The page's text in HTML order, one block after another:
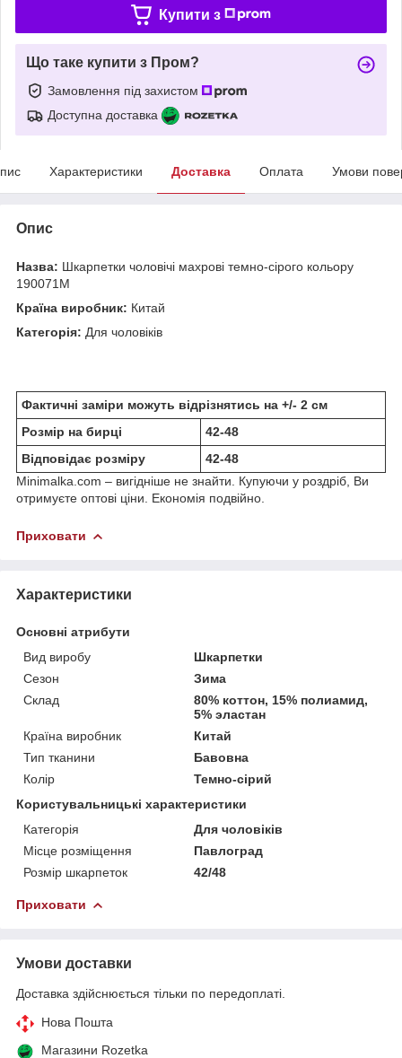
Купити з
Що таке купити з Пром?
Замовлення під захистом
Доступна доставка
Характеристики Доставка Оплата Умови
Опис
Назва: Шкарпетки чоловічі махрові темно-сірого кольору
190071M
Країна виробник: Китай
Категорія: Для чоловіків
Фактичні заміри можуть відрізнятись на +/- 2 см
Розмір на бирці
42-48
Відповідає розміру
42-48
Minimalka.com – вигідніше не знайти. Купуючи у роздріб, Ви
отримуєте оптові ціни. Економія подвійно.
Приховати
Характеристики
Основні атрибути
Вид виробу
Шкарпетки
Сезон
Зима
Склад
80% коттон, 15% полиамид,
5% эластан
Країна виробник
Китай
Тип тканини
Бавовна
Колір
Темно-сірий
Користувальницькі характеристики
Категорія
Для чоловіків
Місце розміщення
Павлоград
Розмір шкарпеток
42/48
Приховати
Умови доставки
Доставка здійснюється тільки по передоплаті.
Нова Пошта
Магазини Rozetka